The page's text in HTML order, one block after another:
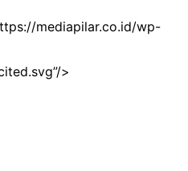
mediapilar.co.id/wp-
>